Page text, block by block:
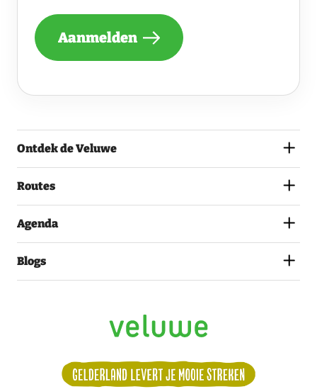
EEN
ONTVANGEN
EN
HET
Aanmelden
Ontdek de Veluwe
Routes
Agenda
Blogs